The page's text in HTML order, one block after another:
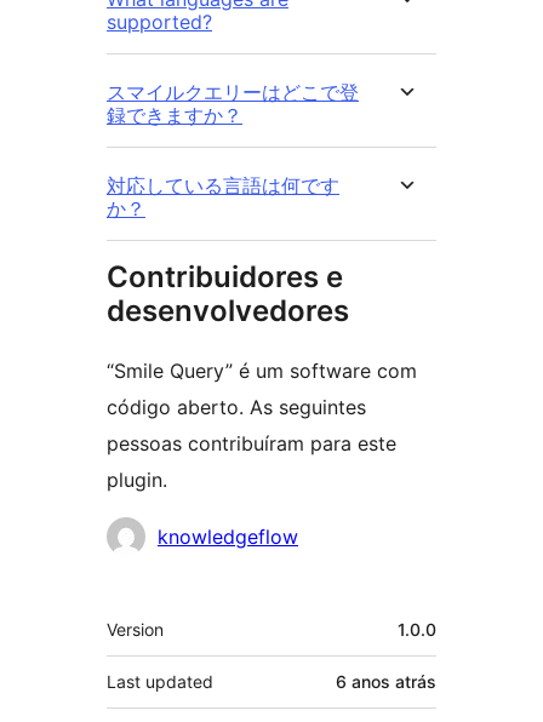
supported?
スマイルクエリーはどこで登
録できますか？
対応している言語は何です
か？
Contribuidores e
desenvolvedores
“Smile Query” é um software com
código aberto. As seguintes
pessoas contribuíram para este
plugin.
Contribuidores
knowledgeflow
Meta
Version 1.0.0
Last updated 6 anos atrás